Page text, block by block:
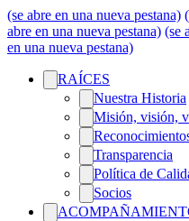
(se abre en una nueva pestana)
abre en una nueva pestana) (se
en una nueva pestana)
RAÍCES
Nuestra Historia
Misión, visión,
Transparencia
Política de
Socios